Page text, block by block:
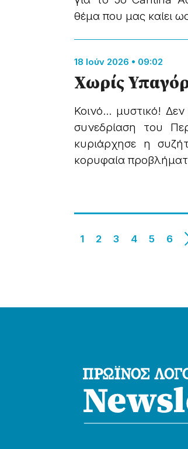
θέμα που μας καίει
18 Ιούν 2026 • 09:02
Χωρίς
Κοινό… μυστικό!
συνεδρίαση του
κυριάρχησε η
κορυφαία
1 2 3 4 5 6